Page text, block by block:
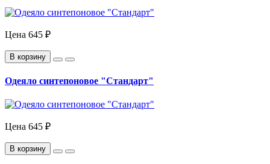
Цена 645 ₽
В корзину
Одеяло синтепоновое "Стандарт"
Цена 645 ₽
В корзину